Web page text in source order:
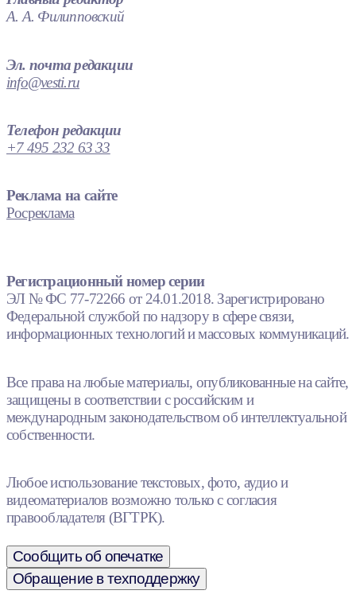
А. А. Филипповский
Эл. почта редакции
info@vesti.ru
Телефон редакции
+7 495 232 63 33
Реклама на сайте
Росреклама
Регистрационный номер серии
ЭЛ № ФС 77-72266 от 24.01.2018. Зарегистрировано
Федеральной службой по надзору в сфере связи,
информационных технологий и массовых коммуникаций.
Все права на любые материалы, опубликованные на сайте,
защищены в соответствии с российским и
международным законодательством об интеллектуальной
собственности.
Любое использование текстовых, фото, аудио и
видеоматериалов возможно только с согласия
правообладателя (ВГТРК).
Сообщить об опечатке
Обращение в техподдержку